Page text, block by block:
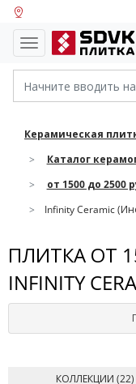
Керамическая
Каталог
от 1500 до 2500
Infinity Ceramic
ПЛИТКА ОТ
INFINITY
КОЛЛЕКЦИИ (22)